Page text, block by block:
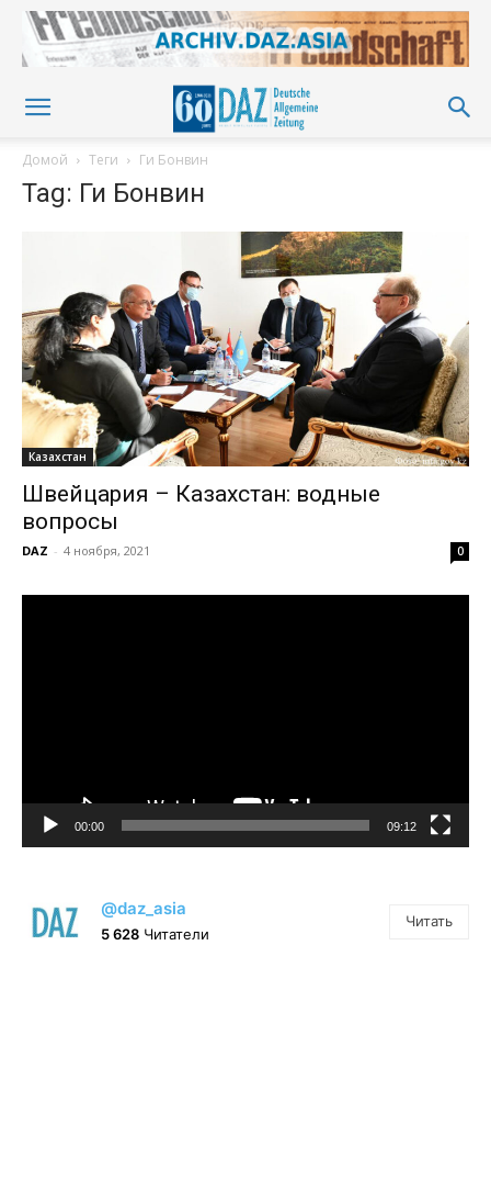
Домой Теги Ги Бонвин
Tag: Ги Бонвин
Казахстан
Швейцария – Казахстан: водные
вопросы
DAZ - 4 ноября, 2021 0
00:00 09:12
@daz_asia
5 628 Читатели
Читать